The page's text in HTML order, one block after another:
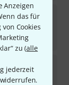
Anzeigen
das für
Cookies
zu (alle
jederzeit